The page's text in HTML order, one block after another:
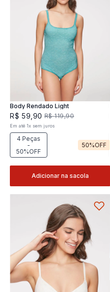
Body Rendado Light
R$ 59 90 R$ 119,90
Em até1x sem juros
4 Peças
-
50%OFF
50%OFF
Adicionar na sacola